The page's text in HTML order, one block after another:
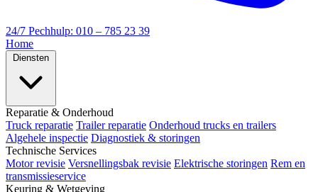
24/7 Pechhulp: 010 – 785 23 39
Home
Reparatie & Onderhoud
Truck reparatie Trailer reparatie Onderhoud trucks en trailers
Algehele inspectie Diagnostiek & storingen
Technische Services
Motor revisie Versnellingsbak revisie Elektrische storingen Rem en
transmissieservice
Keuring & Wetgeving